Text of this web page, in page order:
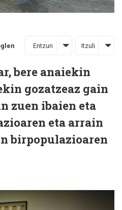
Entzun Itzuli
bere anaiekin
gozatzeaz gain
zuen ibaien eta
eta arrain
birpopulazioaren